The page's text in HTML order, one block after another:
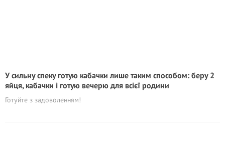
У сильну спеку готую кабачки лише таким способом: беру 2
яйця, кабачки і готую вечерю для всієї родини
Готуйте з задоволенням!